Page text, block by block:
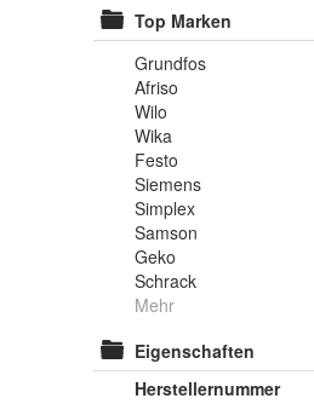
Top Marken
Grundfos
Afriso
Wilo
Wika
Festo
Siemens
Simplex
Samson
Geko
Schrack
Mehr
Eigenschaften
Herstellernummer